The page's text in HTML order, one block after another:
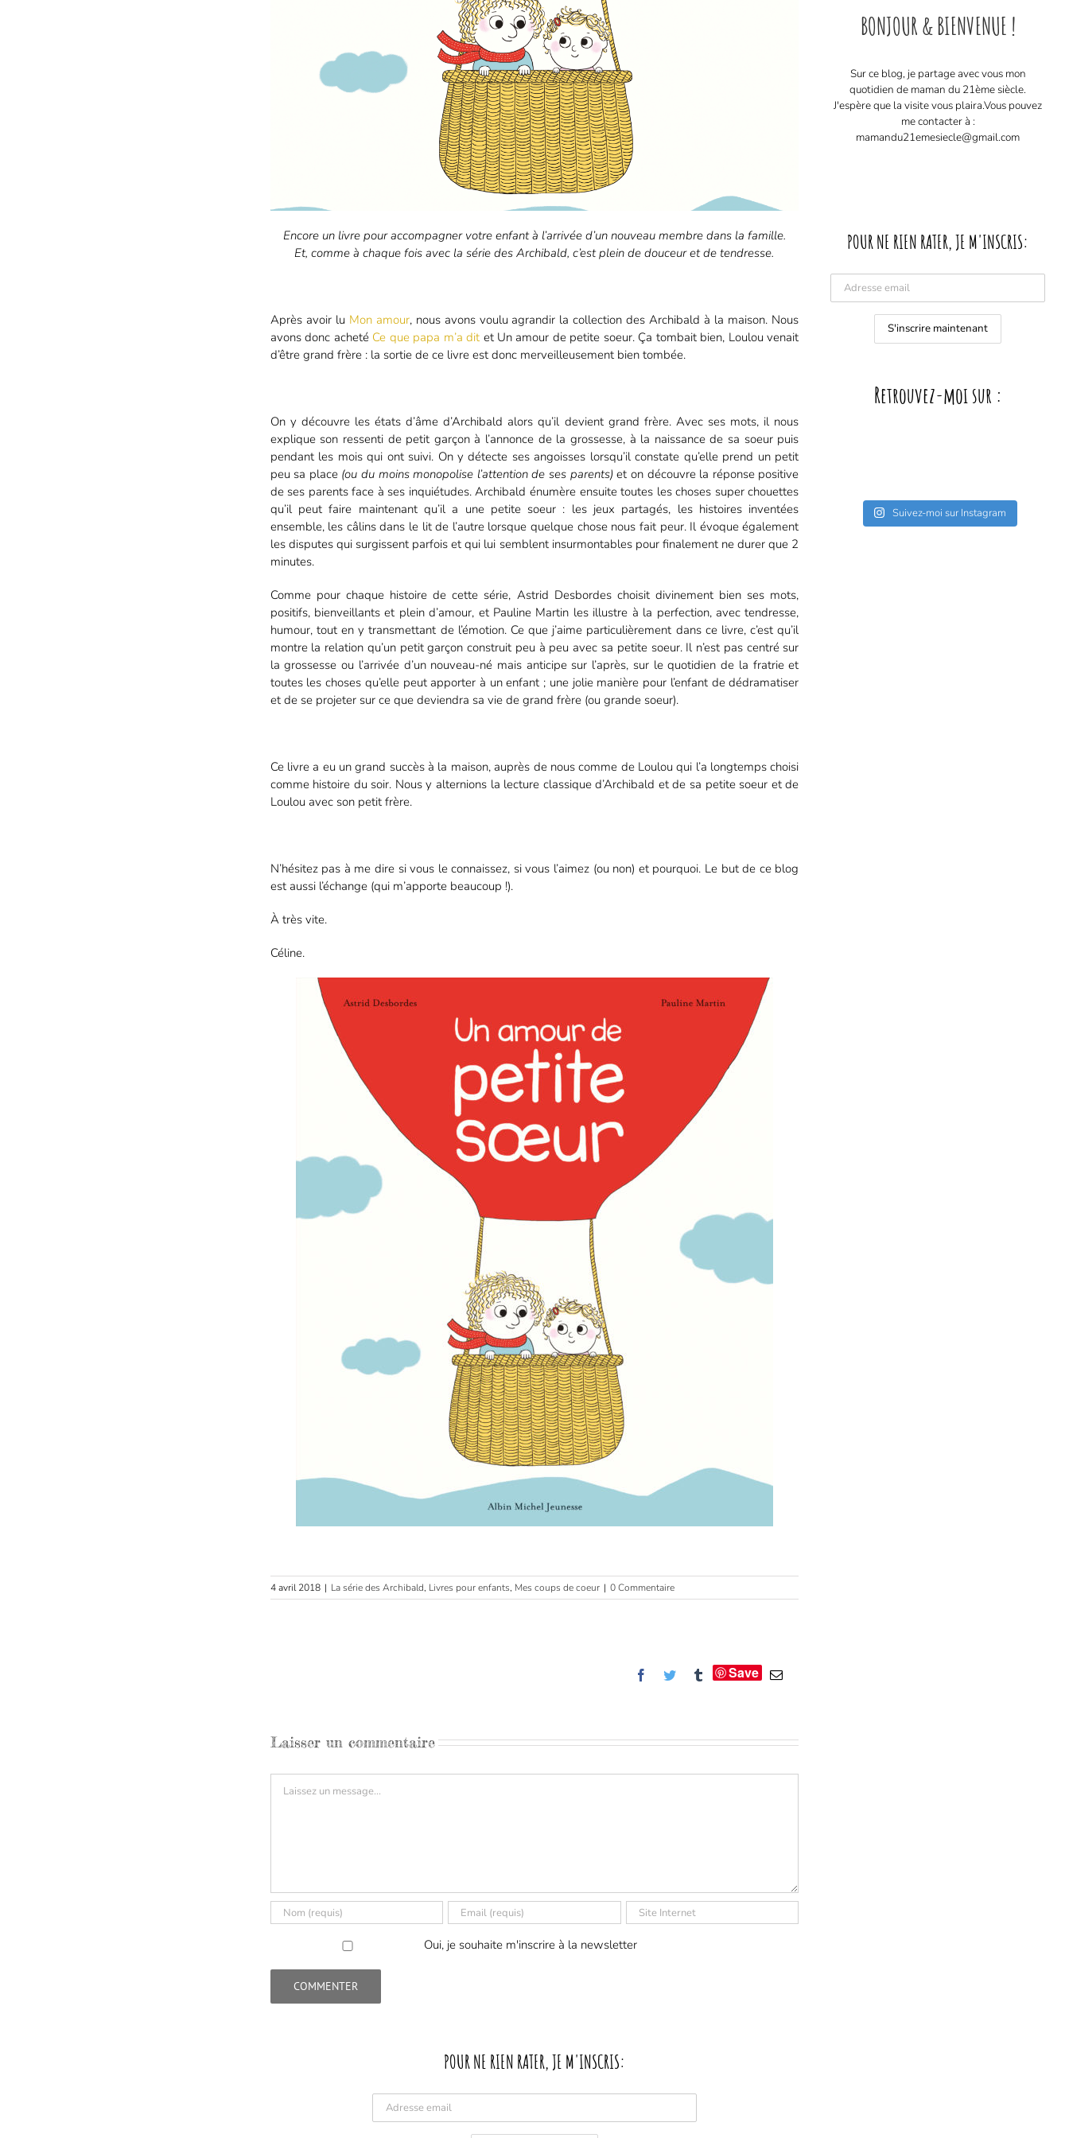
Encore un livre pour accompagner votre enfant à l’arrivée d’un nouveau membre dans la famille.
Et, comme à chaque fois avec la série des Archibald, c’est plein de douceur et de tendresse.
Après avoir lu Mon amour, nous avons voulu agrandir la collection des Archibald à la maison. Nous
avons donc acheté Ce que papa m’a dit et Un amour de petite soeur. Ça tombait bien, Loulou venait
d’être grand frère : la sortie de ce livre est donc merveilleusement bien tombée.
On y découvre les états d’âme d’Archibald alors qu’il devient grand frère. Avec ses mots, il nous
explique son ressenti de petit garçon à l’annonce de la grossesse, à la naissance de sa soeur puis
pendant les mois qui ont suivi. On y détecte ses angoisses lorsqu’il constate qu’elle prend un petit
peu sa place (ou du moins monopolise l’attention de ses parents) et on découvre la réponse positive
de ses parents face à ses inquiétudes. Archibald énumère ensuite toutes les choses super chouettes
qu’il peut faire maintenant qu’il a une petite soeur : les jeux partagés, les histoires inventées
ensemble, les câlins dans le lit de l’autre lorsque quelque chose nous fait peur. Il évoque également
les disputes qui surgissent parfois et qui lui semblent insurmontables pour finalement ne durer que 2
minutes.
Comme pour chaque histoire de cette série, Astrid Desbordes choisit divinement bien ses mots,
positifs, bienveillants et plein d’amour, et Pauline Martin les illustre à la perfection, avec tendresse,
humour, tout en y transmettant de l’émotion. Ce que j’aime particulièrement dans ce livre, c’est qu’il
montre la relation qu’un petit garçon construit peu à peu avec sa petite soeur. Il n’est pas centré sur
la grossesse ou l’arrivée d’un nouveau-né mais anticipe sur l’après, sur le quotidien de la fratrie et
toutes les choses qu’elle peut apporter à un enfant ; une jolie manière pour l’enfant de dédramatiser
et de se projeter sur ce que deviendra sa vie de grand frère (ou grande soeur).
Ce livre a eu un grand succès à la maison, auprès de nous comme de Loulou qui l’a longtemps choisi
comme histoire du soir. Nous y alternions la lecture classique d’Archibald et de sa petite soeur et de
Loulou avec son petit frère.
N’hésitez pas à me dire si vous le connaissez, si vous l’aimez (ou non) et pourquoi. Le but de ce blog
est aussi l’échange (qui m’apporte beaucoup !).
À très vite.
Céline.
4 avril 2018 | La série des Archibald, Livres pour enfants, Mes coups de coeur | 0 Commentaire
Facebook
Twitter TumblrSave Email
Laisser un commentaire
Oui, je souhaite m'inscrire à la newsletter
BONJOUR & BIENVENUE !
Sur ce blog, je partage avec vous mon
quotidien de maman du 21ème siècle.
J'espère que la visite vous plaira. ​ Vous pouvez
me contacter à :
mamandu21emesiecle@gmail.com
POUR NE RIEN RATER, JE M'INSCRIS:
Retrouvez-moi sur :
Suivez-moi sur Instagram
POUR NE RIEN RATER, JE M'INSCRIS: